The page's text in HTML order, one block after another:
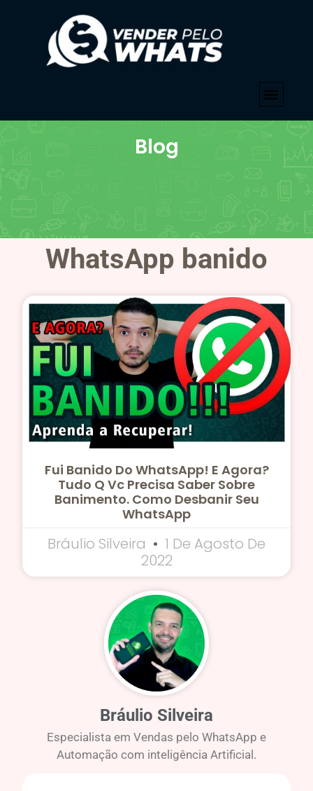
Blog
WhatsApp banido
Fui Banido Do WhatsApp! E Agora?
Tudo Q Vc Precisa Saber Sobre
Banimento. Como Desbanir Seu
WhatsApp
Bráulio Silveira
1 De Agosto De
2022
Bráulio Silveira
Especialista em Vendas pelo WhatsApp e
Automação com inteligência Artificial.